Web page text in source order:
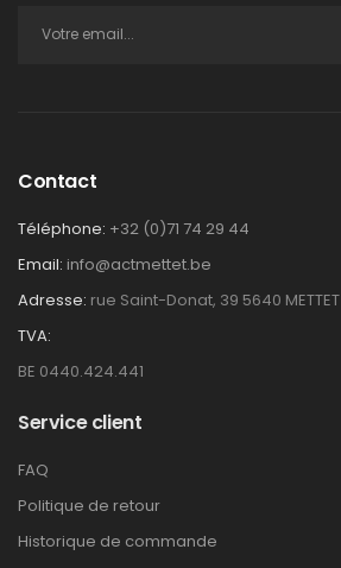
Contact
Téléphone: +32 (0)71 74 29 44
Email: info@actmettet.be
Adresse: rue Saint-Donat, 39 5640 METTET
TVA:
BE 0440.424.441
Service client
FAQ
Politique de retour
Historique de commande